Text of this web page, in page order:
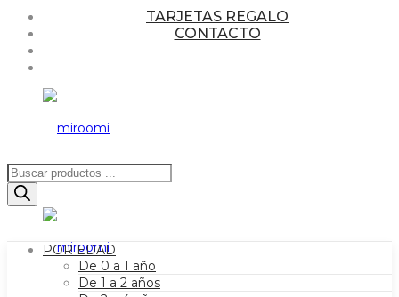
TARJETAS REGALO
CONTACTO
Búsqueda
de
productos
POR EDAD
De 0 a 1 año
De 1 a 2 años